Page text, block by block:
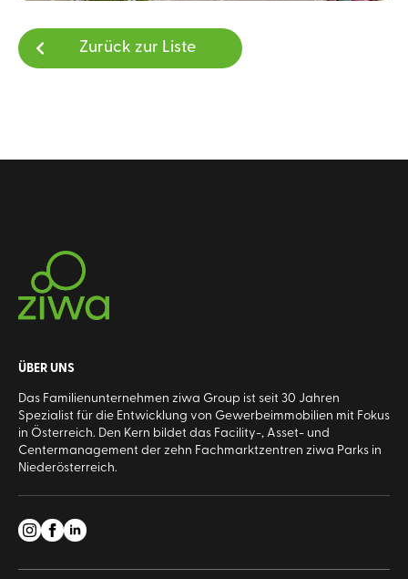
Zurück zur Liste
ÜBER UNS
Das Familienunternehmen ziwa Group ist seit 30 Jahren
Spezialist für die Entwicklung von Gewerbeimmobilien mit Fokus
in Österreich. Den Kern bildet das Facility-, Asset- und
Centermanagement der zehn Fachmarktzentren ziwa Parks in
Niederösterreich.